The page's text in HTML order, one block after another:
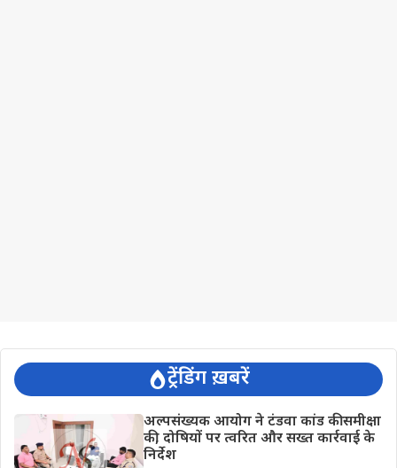
ट्रेंडिंग ख़बरें
अल्पसंख्यक आयोग ने टंडवा कांड की समीक्षा
की, दोषियों पर त्वरित और सख्त कार्रवाई के
निर्देश